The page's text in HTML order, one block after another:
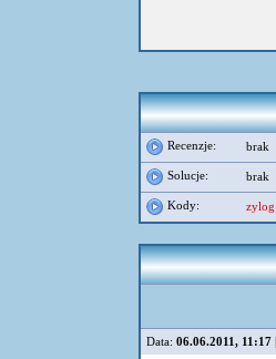
Recenzje: brak
Solucje: brak
Kody: zylog
Data: 06.06.2011, 11:17